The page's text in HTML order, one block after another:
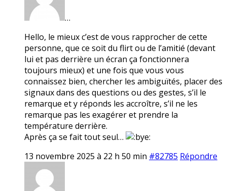
…
Hello, le mieux c’est de vous rapprocher de cette
personne, que ce soit du flirt ou de l’amitié (devant
lui et pas derrière un écran ça fonctionnera
toujours mieux) et une fois que vous vous
connaissez bien, chercher les ambiguïtés, placer des
signaux dans des questions ou des gestes, s’il le
remarque et y réponds les accroître, s’il ne les
remarque pas les exagérer et prendre la
température derrière.
Après ça se fait tout seul…
13 novembre 2025 à 22 h 50 min #82785 Répondre